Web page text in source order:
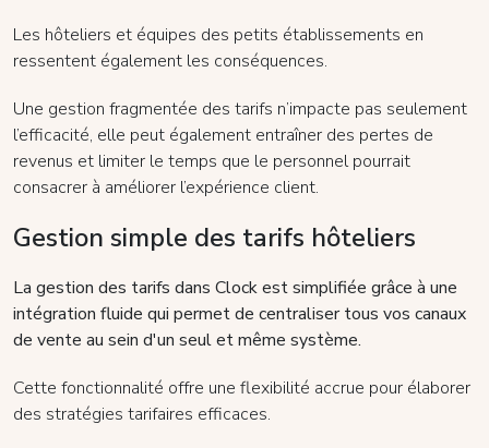
Les hôteliers et équipes des petits établissements en
ressentent également les conséquences.
Une gestion fragmentée des tarifs n’impacte pas seulement
l’efficacité, elle peut également entraîner des pertes de
revenus et limiter le temps que le personnel pourrait
consacrer à améliorer l’expérience client.
Gestion simple des tarifs hôteliers
La gestion des tarifs dans Clock est simplifiée grâce à une
intégration fluide qui permet de centraliser tous vos canaux
de vente au sein d'un seul et même système.
Cette fonctionnalité offre une flexibilité accrue pour élaborer
des stratégies tarifaires efficaces.